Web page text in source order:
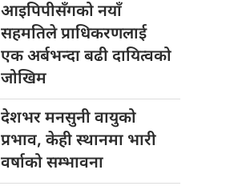
आइपिपीसँगको नयाँ
सहमतिले प्राधिकरणलाई
एक अर्बभन्दा बढी दायित्वको
जोखिम
देशभर मनसुनीवायुको
प्रभाव, केही स्थानमा भारी
वर्षाको सम्भावना